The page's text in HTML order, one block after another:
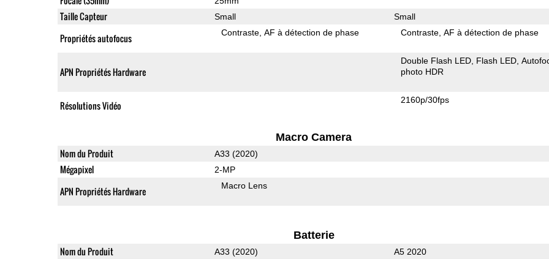
Taille Capteur Small Small
Propriétés autofocus Contraste AF à détection de phase Contraste AF à détection de phase
APN Propriétés Hardware
Double Flash LED Flash LED
photo HDR
Résolutions Vidéo 2160p/30fps
Macro Camera
Nom du Produit A33 (2020)
Mégapixel 2-MP
APN Propriétés Hardware Macro Lens
Batterie
Nom du Produit A33 (2020) A5 2020